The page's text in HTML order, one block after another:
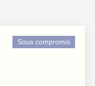
Sous compromis